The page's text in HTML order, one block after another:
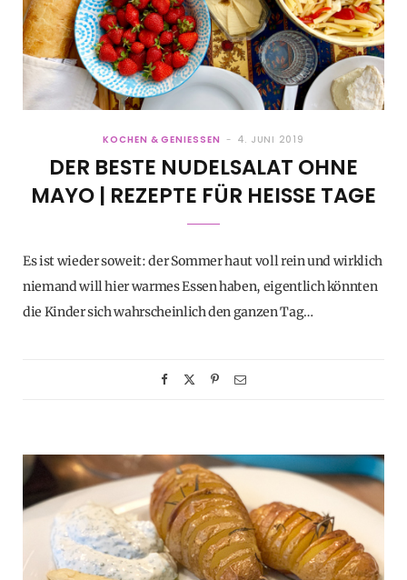
KOCHEN & GENIESSEN 4. JUNI 2019
DER BESTE NUDELSALAT OHNE
MAYO | REZEPTE FÜR HEISSE TAGE
Es ist wieder soweit: der Sommer haut voll rein und wirklich
niemand will hier warmes Essen haben, eigentlich könnten
die Kinder sich wahrscheinlich den ganzen Tag…